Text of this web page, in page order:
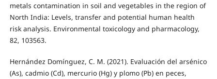
metals contamination in soil and vegetables in the region of
North India: Levels, transfer and potential human health
risk analysis. Environmental toxicology and pharmacology,
82, 103563.
Hernández Domínguez, C. M. (2021). Evaluación del arsénico
(As), cadmio (Cd), mercurio (Hg) y plomo (Pb) en peces,